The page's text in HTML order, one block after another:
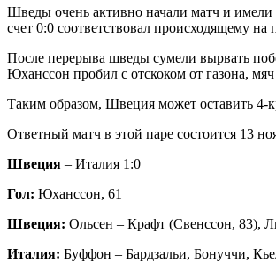
Шведы очень активно начали матч и
счет 0:0 соответствовал происходящему на
После перерыва шведы сумели вырвать
Юханссон пробил с отскоком от газона,
Таким образом, Швеция может оставить 4-
Ответный матч в этой паре состоится 13
Швеция – Италия 1:0
Гол: Юханссон, 61
Швеция: Ольсен – Крафт (Свенссон, 83),
Италия: Буффон – Бардзальи, Бонуччи,